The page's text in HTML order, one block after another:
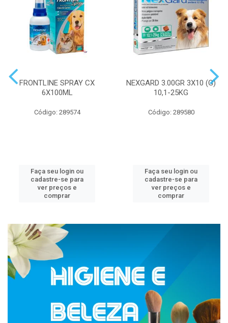
FRONTLINE SPRAY CX
6X100ML
Código: 289574
Faça seu login ou
cadastre-se para
ver preços e
comprar
NEXGARD 3.00GR 3X10 (G)
10,1-25KG
Código: 289580
Faça seu login ou
cadastre-se para
ver preços e
comprar